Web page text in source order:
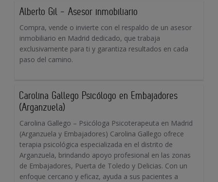
Alberto Gil - Asesor inmobiliario
Compra, vende o invierte con el respaldo de un asesor
inmobiliario en Madrid dedicado, que trabaja
exclusivamente para ti y garantiza resultados en cada
paso del camino.
Carolina Gallego Psicólogo en Embajadores
(Arganzuela)
Carolina Gallego – Psicóloga Psicoterapeuta en Madrid
(Arganzuela y Embajadores) Carolina Gallego ofrece
terapia psicológica especializada en el distrito de
Arganzuela, brindando apoyo profesional en las zonas
de Embajadores, Puerta de Toledo y Delicias. Con un
enfoque cercano y eficaz, ayuda a sus pacientes a